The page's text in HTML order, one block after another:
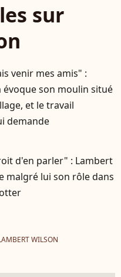
sur
venir mes amis" :
évoque son moulin situé
et le travail
demande
d'en parler" : Lambert
malgré lui son rôle dans
WILSON